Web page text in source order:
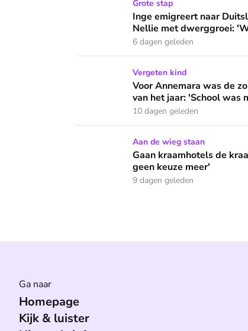
Inge emigreert naar Duitsland voor
Grote stap
Inge emigreert naar
Nellie met dwerggroei:
6 dagen geleden
Voor Annemara was de
Vergeten kind
Voor Annemara was de
van het jaar: 'School was
10 dagen geleden
Gaan kraamhotels de kraamzorg
Aan de wieg staan
Gaan kraamhotels de
geen keuze meer'
9 dagen geleden
Ga naar
Homepage
Kijk & luister